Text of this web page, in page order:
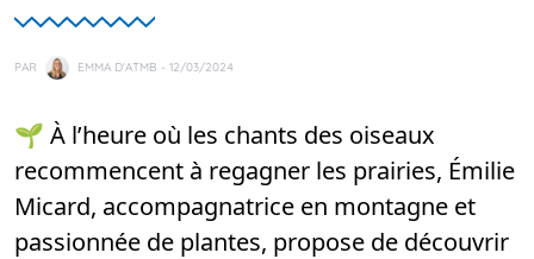
PAR EMMA D'ATMB - 12/03/2024
🌱 À l’heure où les chants des oiseaux
recommencent à regagner les prairies, Émilie
Micard, accompagnatrice en montagne et
passionnée de plantes, propose de découvrir